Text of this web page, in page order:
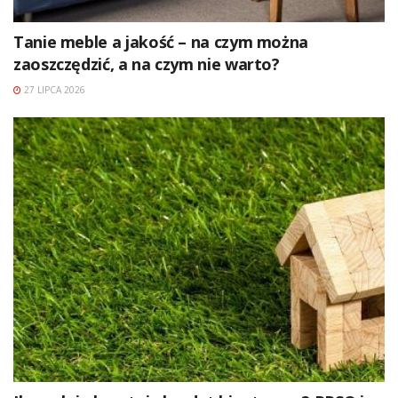
Tanie meble a jakość – na czym można
zaoszczędzić, a na czym nie warto?
27 LIPCA 2026